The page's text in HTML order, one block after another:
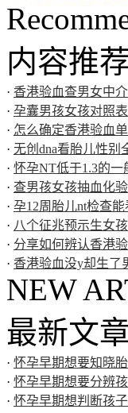
内容推
· 香港验血查男女中
· 孕囊男孩女孩对照
· 怎么确定香港验血
· 无创dna看胎儿性别
· 怀孕NT低于1.3的一
· 查男孩女孩抽血化
· 孕12周胎儿nt检查
· 八个征兆预示生女
· 分享如何辨认香港
· 香港验血没y却生了
NEW
最新文
· 怀孕早期想要知晓
· 怀孕早期想要分辨
· 怀孕早期想判断孩